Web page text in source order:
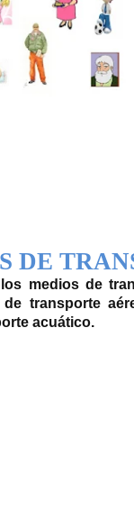
DE
medios de
transporte
acuático.